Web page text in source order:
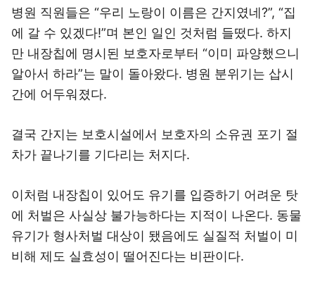
병원 직원들은 “우리 노랑이 이름은 간지였네?”, “집
에 갈 수 있겠다!”며 본인 일인 것처럼 들떴다. 하지
만 내장칩에 명시된 보호자로부터 “이미 파양했으니
알아서 하라”는 말이 돌아왔다. 병원 분위기는 삽시
간에 어두워졌다.
결국 간지는 보호시설에서 보호자의 소유권 포기 절
차가 끝나기를 기다리는 처지다.
이처럼 내장칩이 있어도 유기를 입증하기 어려운 탓
에 처벌은 사실상 불가능하다는 지적이 나온다. 동물
유기가 형사처벌 대상이 됐음에도 실질적 처벌이 미
비해 제도 실효성이 떨어진다는 비판이다.